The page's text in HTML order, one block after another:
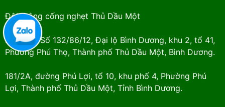
Đội thông cống nghẹt Thủ Dầu Một
Địa chỉ: : Số 132/86/12, Đại lộ Bình Dương, khu 2, tổ 41,
Phường Phú Thọ, Thành phố Thủ Dầu Một, Bình Dương.
181/2A, đường Phú Lợi, tổ 10, khu phố 4, Phường Phú
Lợi, Thành phố Thủ Dầu Một, Tỉnh Bình Dương.